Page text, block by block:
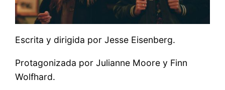
Escrita y dirigida por Jesse Eisenberg.
Protagonizada por Julianne Moore y Finn
Wolfhard.